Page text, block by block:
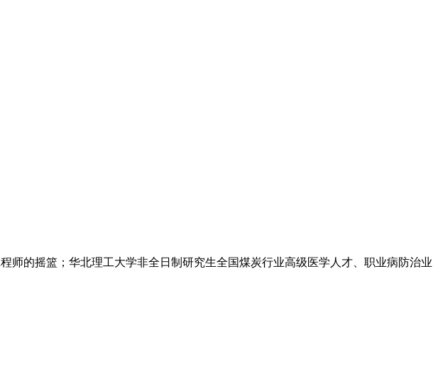
的摇篮；华北理工大学非全日制研究生全国煤炭行业高级医学人才、职业病防治业